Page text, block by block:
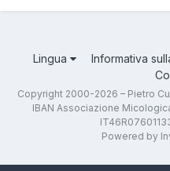
Lingua Informativa
Copyright 2000-2026 – Pietro
IBAN Associazione
Powered by